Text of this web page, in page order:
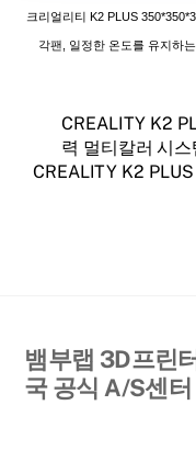
크리얼리티 K2 PLUS
각팬, 일정한 온도를 유지하
CREALITY K2
력 멀티칼러 시
CREALITY K2
뱀부랩 3D프린
국 공식 A/S센터